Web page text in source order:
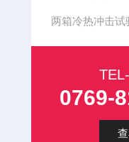
两箱冷热冲击试
0769-